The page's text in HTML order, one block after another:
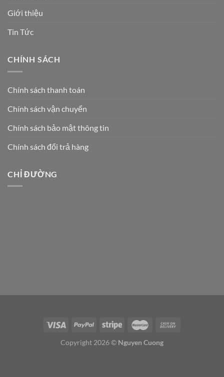
Giới thiệu
Tin Tức
CHÍNH SÁCH
Chính sách thanh toán
Chính sách vận chuyển
Chính sách bảo mật thông tin
Chính sách đổi trả hàng
CHỈ ĐƯỜNG
Copyright 2026 © Nguyen Cuong